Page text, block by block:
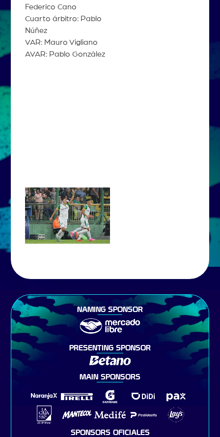
Federico Cano
Cuarto árbitro: Pablo
Núñez
VAR: Mauro Vigliano
AVAR: Pablo González
NAMING SPONSOR
PRESENTING SPONSOR
MAIN SPONSORS
SPONSORS OFICIALES